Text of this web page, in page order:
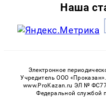
Наша
Электронное
Учредитель ООО
www.ProKazan.ru ЭЛ №
Федеральной службой